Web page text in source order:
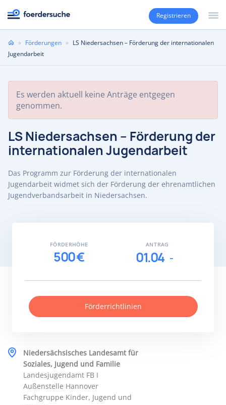
Registrieren
Sie
sind
» Förderungen » LS Niedersachsen – Förderung der internationalen
Jugendarbeit
Es werden aktuell keine Anträge entgegen
genommen.
LS Niedersachsen – Förderung der
internationalen Jugendarbeit
Das Programm zur Förderung der internationalen
Jugendarbeit widmet sich der Förderung der ehrenamtlichen
Jugendverbandsarbeit in Niedersachsen.
Niedersächsisches Landesamt für
Soziales, Jugend und Familie
Landesjugendamt FB I
Außenstelle Hannover
Fachgruppe Kinder, Jugend und
FÖRDERHÖHE
500 €
ANTRAG
01.04
Förderrichtlinien